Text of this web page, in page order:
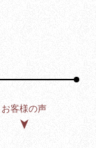
お客様の声